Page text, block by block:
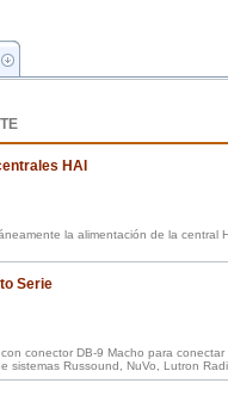
HAI
la alimentación de la central
Serie
conector DB-9 Macho para
sistemas Russound, NuVo, Lutron